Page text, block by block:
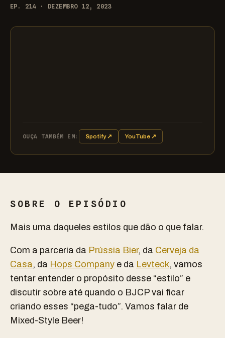
EP. 214 · DEZEMBRO 12, 2023
OUÇA TAMBÉM EM: Spotify ↗ YouTube ↗
SOBRE O EPISÓDIO
Mais uma daqueles estilos que dão o que falar.
Com a parceria da Prússia Bier, da Cerveja da
Casa, da Hops Company e da Levteck, vamos
tentar entender o propósito desse “estilo” e
discutir sobre até quando o BJCP vai ficar
criando esses “pega-tudo”. Vamos falar de
Mixed-Style Beer!